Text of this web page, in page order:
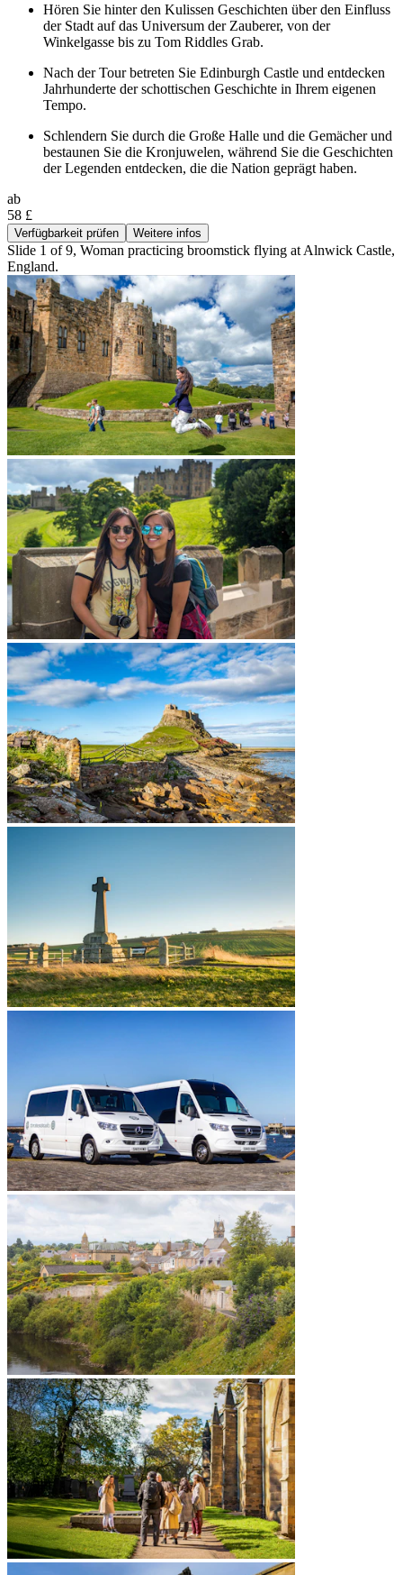
Hören Sie hinter den Kulissen Geschichten über den Einfluss
der Stadt auf das Universum der Zauberer, von der
Winkelgasse bis zu Tom Riddles Grab.
Nach der Tour betreten Sie Edinburgh Castle und entdecken
Jahrhunderte der schottischen Geschichte in Ihrem eigenen
Tempo.
Schlendern Sie durch die Große Halle und die Gemächer und
bestaunen Sie die Kronjuwelen, während Sie die Geschichten
der Legenden entdecken, die die Nation geprägt haben.
ab
58 £
Verfügbarkeit prüfen Weitere infos
Slide 1 of 9, Woman practicing broomstick flying at Alnwick Castle,
England.